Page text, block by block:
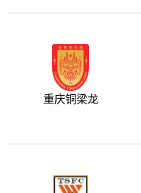
重庆铜梁龙